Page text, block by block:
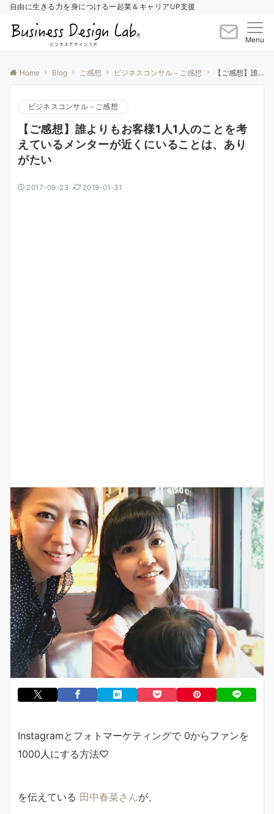
自由に生きる力を身につけるー起業＆キャリアUP支援
Menu
Home Blog ご感想 ビジネスコンサル－ご感想 【ご感想】誰よりもお客様1人1人のことを考えているメンターが近くにいることは、ありがたい
ビジネスコンサル－ご感想
【ご感想】誰よりもお客様1人1人のことを考
えているメンターが近くにいることは、あり
がたい
2017-09-23 2019-01-31
Instagramとフォトマーケティングで 0からファンを
1000人にする方法♡
を伝えている 田中春菜さんが、